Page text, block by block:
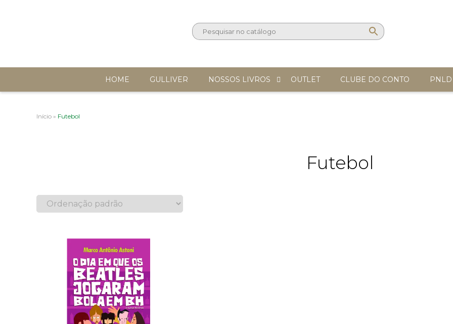
HOME GULLIVER NOSSOS LIVROS OUTLET CLUBE DO CONTO PNLD
Início » Futebol
Futebol